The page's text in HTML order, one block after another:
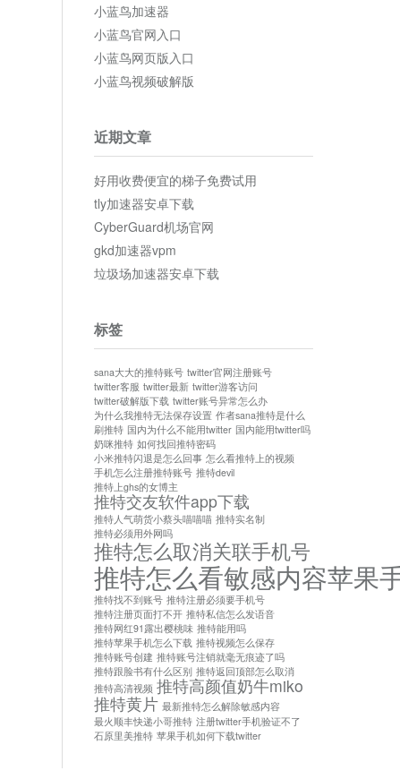
小蓝鸟加速器
小蓝鸟官网入口
小蓝鸟网页版入口
小蓝鸟视频破解版
近期文章
好用收费便宜的梯子免费试用
tly加速器安卓下载
CyberGuard机场官网
gkd加速器vpm
垃圾场加速器安卓下载
标签
sana大大的推特账号 twitter官网注册账号
twitter客服 twitter最新 twitter游客访问
twitter破解版下载 twitter账号异常怎么办
为什么我推特无法保存设置 作者sana推特是什么
刷推特 国内为什么不能用twitter 国内能用twitter吗
奶咪推特 如何找回推特密码
小米推特闪退是怎么回事 怎么看推特上的视频
手机怎么注册推特账号 推特devil
推特上ghs的女博主
推特交友软件app下载
推特人气萌货小蔡头喵喵喵 推特实名制
推特必须用外网吗
推特怎么取消关联手机号
推特怎么看敏感内容苹果
推特找不到账号 推特注册必须要手机号
推特注册页面打不开 推特私信怎么发语音
推特网红91露出樱桃味 推特能用吗
推特苹果手机怎么下载 推特视频怎么保存
推特账号创建 推特账号注销就毫无痕迹了吗
推特跟脸书有什么区别 推特返回顶部怎么取消
推特高清视频 推特高颜值奶牛miko
推特黄片 最新推特怎么解除敏感内容
最火顺丰快递小哥推特 注册twitter手机验证不了
石原里美推特 苹果手机如何下载twitter